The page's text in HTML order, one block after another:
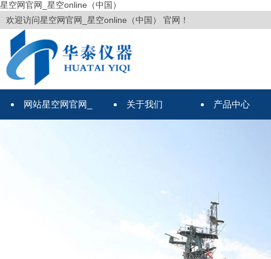
星空网官网_星空online（中国）
欢迎访问星空网官网_星空online（中国） 官网！
网站星空网官网_ 关于我们 产品中心